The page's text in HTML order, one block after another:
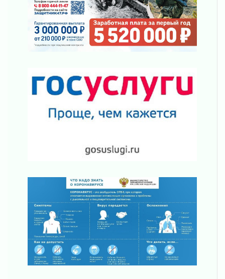
Без риска для здоровья и кошелька
04 августа 2026
Важная информация
04 августа 2026
Награды нашли строителей
03 августа 2026
Ленобласть повышает производительность
труда в ЖКХ
03 августа 2026
Музеи Ленобласти обновляют пространства
03 августа 2026
Новая площадка: 2027
03 августа 2026
Часть медиков в Ленобласти сможет
рассчитывать на доплату от региона
03 августа 2026